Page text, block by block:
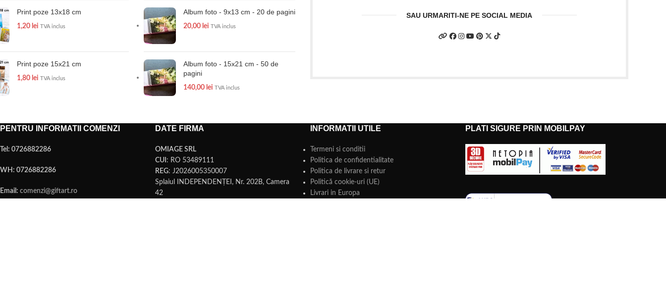
Print poze 13x18 cm
1,20 lei TVA inclus
Print poze 15x21 cm
1,80 lei TVA inclus
Album foto - 9x13 cm - 20 de pagini
20,00 lei TVA inclus
Album foto - 15x21 cm - 50 de
pagini
140,00 lei TVA inclus
SAU URMARITI-NE PE SOCIAL MEDIA
PENTRU INFORMATII COMENZI
Tel: 0726882286
WH: 0726882286
Email: comenzi@giftart.ro
DATE FIRMA
OMIAGE SRL
CUI : RO 53489111
REG: J2026005350007
Splaiul INDEPENDENŢEI, Nr. 202B, Camera
42
INFORMATII UTILE
Termeni si conditii
Politica de confidentialitate
Politica de livrare si retur
Politică cookie-uri (UE)
Livrari in Europa
PLATI SIGURE PRIN MOBILPAY